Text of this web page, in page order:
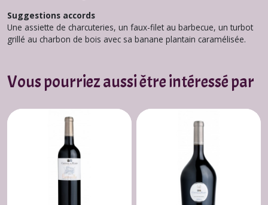
Suggestions accords
Une assiette de charcuteries, un faux-filet au barbecue, un turbot
grillé au charbon de bois avec sa banane plantain caramélisée.
Vous pourriez aussi être intéressé par